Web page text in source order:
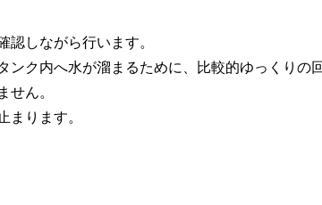
認しながら行います。
ンク内へ水が溜まるために、比較的ゆっくりの
せん。
まります。